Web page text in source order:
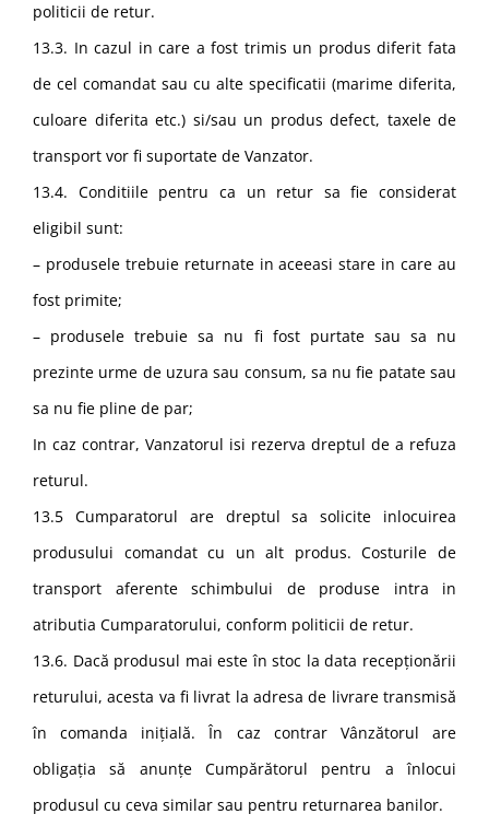
politicii de retur.
13.3. In cazul in care a fost trimis un produs diferit fata
de cel comandat sau cu alte specificatii (marime diferita,
culoare diferita etc.) si/sau un produs defect, taxele de
transport vor fi suportate de Vanzator.
13.4. Conditiile pentru ca un retur sa fie considerat
eligibil sunt:
– produsele trebuie returnate in aceeasi stare in care au
fost primite;
– produsele trebuie sa nu fi fost purtate sau sa nu
prezinte urme de uzura sau consum, sa nu fie patate sau
sa nu fie pline de par;
In caz contrar, Vanzatorul isi rezerva dreptul de a refuza
returul.
13.5 Cumparatorul are dreptul sa solicite inlocuirea
produsului comandat cu un alt produs. Costurile de
transport aferente schimbului de produse intra in
atributia Cumparatorului, conform politicii de retur.
13.6. Dacă produsul mai este în stoc la data recepționării
returului, acesta va fi livrat la adresa de livrare transmisă
în comanda inițială. În caz contrar Vânzătorul are
obligația să anunțe Cumpărătorul pentru a înlocui
produsul cu ceva similar sau pentru returnarea banilor.